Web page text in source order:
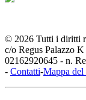
© 2026 Tutti i diritti
c/o Regus Palazzo
02162920645 - n.
- Contatti-Mappa del